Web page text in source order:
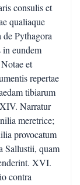
consulis et
qualiaque
Pythagora
in eundem
et
repertae
tibiarum
Narratur
meretrice;
provocatum
Sallustii, quam
XVI.
contra